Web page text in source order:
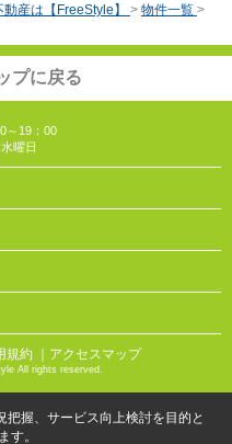
産は【FreeStyle】 > 物件一覧 >
プに戻る
～19：00
曜日
規約 ｜アクセスマップ
All rights reserved.
握、サービス向上検討を目的と
す。